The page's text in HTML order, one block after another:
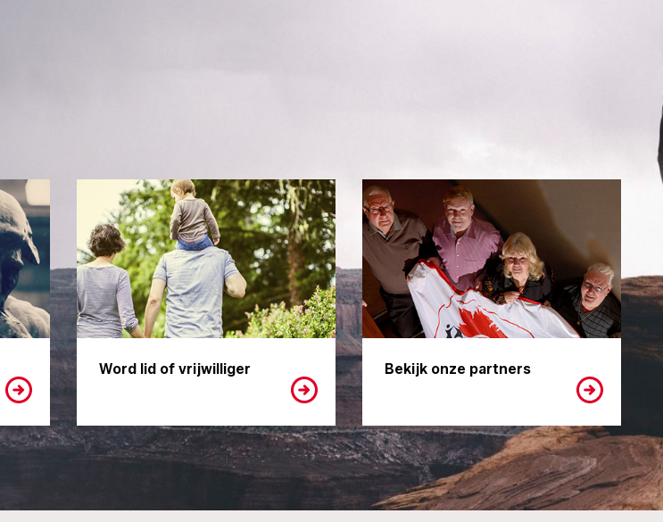
Word lid of vrijwilliger Bekijk onze partners